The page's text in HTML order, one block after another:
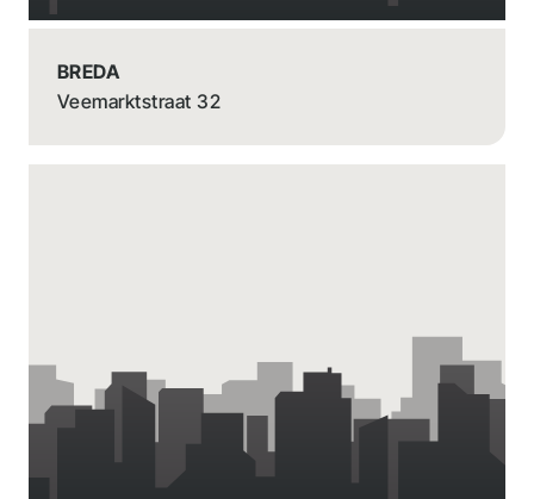
BREDA
Veemarktstraat 32